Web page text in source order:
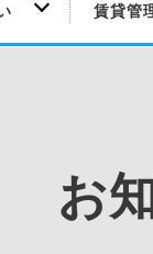
賃貸管
お